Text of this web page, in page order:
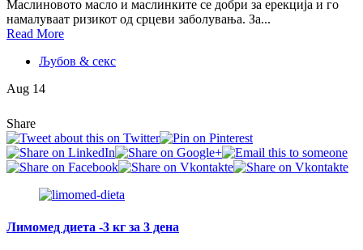
Маслиновото масло и маслинките се добри за ерекција и го
намалуваат ризикот од срцеви заболувања. За...
Read More
Љубов & секс
Aug 14
Share
Лимомед диета -3 кг за 3 дена